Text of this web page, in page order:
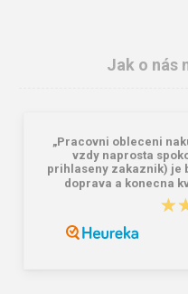
CXS SIRIUS BRIGHTON
blůza černo-oranžová
487,00 Kč
Jak o nás
„Pracovni obleceni
vzdy naprosta
prihlaseny zakaznik) je
doprava a konecna